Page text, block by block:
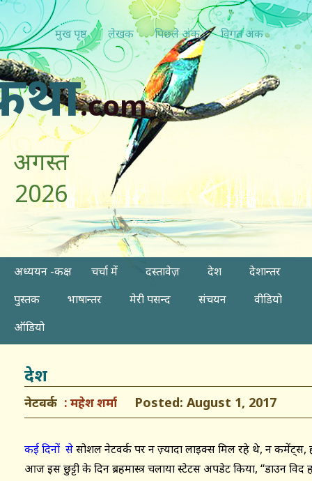
मुख पृष्ठ लेखक पिछ्ले अंक विगत अंक
.com
अगस्त
2026
अध्ययन -कक्ष चर्चा में दस्तावेज़ देश
देशान्तर
पुस्तक
भाषान्तर मेरी पसन्द संचयन
वीडियो
ऑडियो
देश
नेटवर्क महेश शर्मा Posted: August 1, 2017
कई दिनों सेसोशल नेटवर्क पर न ज़्यादा लाइक्स मिल रहे थे, न कमेंट्स,
आज इस छुट्टी के दिन ब्रहमास्त्र चलाया स्टेटस अपडेट किया, ‘‘डाउन विद